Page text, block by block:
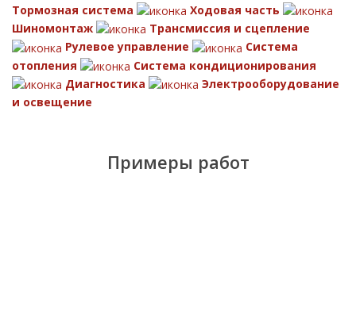
Тормозная система
Ходовая часть
Шиномонтаж
Трансмиссия и сцепление
Рулевое управление
Система
отопления
Система кондиционирования
Диагностика
Электрооборудование
и освещение
Примеры работ